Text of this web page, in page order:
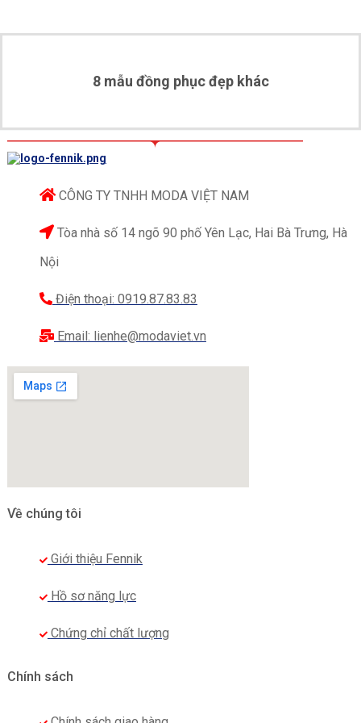
Techcombank, giúp vải có độ mềm mại, đàn hồi và
mái cho nhân viên suốt quá trình làm việc để có thể
Áo đồng phục polo nam Techcombank năng động nhưng
của Fennik là làm nổi bật thương hiệu. Đối với ngành
8 mẫu đồng phục đẹp khác
CÔNG TY TNHH MODA VIỆT NAM
Tòa nhà số 14 ngõ 90 phố Yên Lạc, Hai Bà Trưng, Hà
Nội
Điện thoại: 0919.87.83.83
Email: lienhe@modaviet.vn
Về chúng tôi
Giới thiệu Fennik
Hồ sơ năng lực
Chứng chỉ chất lượng
Chính sách